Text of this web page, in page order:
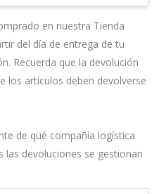
en nuestra Tienda
del día de entrega de tu
Recuerda que la devolución
los artículos deben devolverse
de qué compañía logística
devoluciones se gestionan